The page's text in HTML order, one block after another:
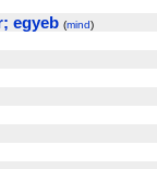
egyeb (mind)